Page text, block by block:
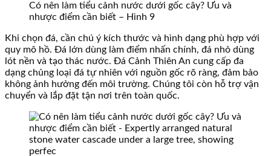
Có nên làm tiểu cảnh nước dưới gốc cây? Ưu và
nhược điểm cần biết – Hình 9
Khi chọn đá, cần chú ý kích thước và hình dạng phù hợp với
quy mô hồ. Đá lớn dùng làm điểm nhấn chính, đá nhỏ dùng
lót nền và tạo thác nước. Đá Cảnh Thiên An cung cấp đa
dạng chủng loại đá tự nhiên với nguồn gốc rõ ràng, đảm bảo
không ảnh hưởng đến môi trường. Chúng tôi còn hỗ trợ vận
chuyển và lắp đặt tận nơi trên toàn quốc.